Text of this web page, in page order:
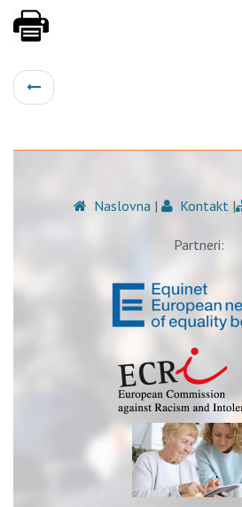
Naslovna | Kontakt |
Partneri: